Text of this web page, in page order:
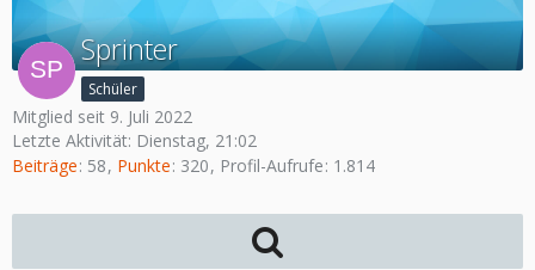
Sprinter
Schüler
Mitglied seit 9. Juli 2022
Letzte Aktivität: Dienstag, 21:02
Beiträge 58 Punkte 320 Profil-Aufrufe 1.814